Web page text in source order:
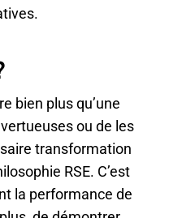
bien plus qu’une
ou de les
transformation
RSE. C’est
la performance de